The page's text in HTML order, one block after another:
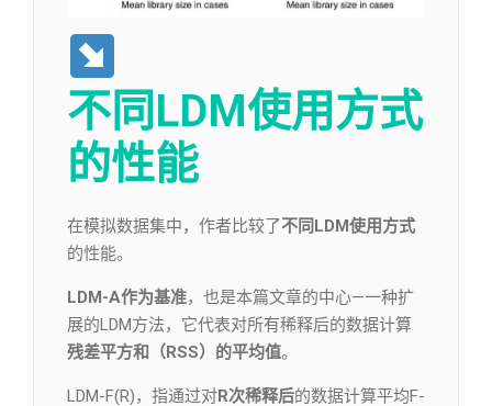
不同LDM使用方式
的性能
在模拟数据集中，作者比较了不同LDM使用方式
的性能。
LDM-A作为基准，也是本篇文章的中心—一种扩
展的LDM方法，它代表对所有稀释后的数据计算
残差平方和（RSS）的平均值。
LDM-F(R)，指通过对R次稀释后的数据计算平均F-